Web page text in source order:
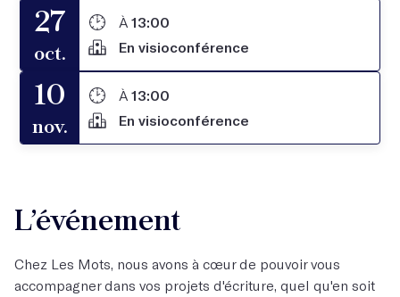
27
oct.
À 13:00
En visioconférence
10
nov.
À 13:00
En visioconférence
L’événement
Chez Les Mots, nous avons à cœur de pouvoir vous
accompagner dans vos projets d'écriture, quel qu'en soit